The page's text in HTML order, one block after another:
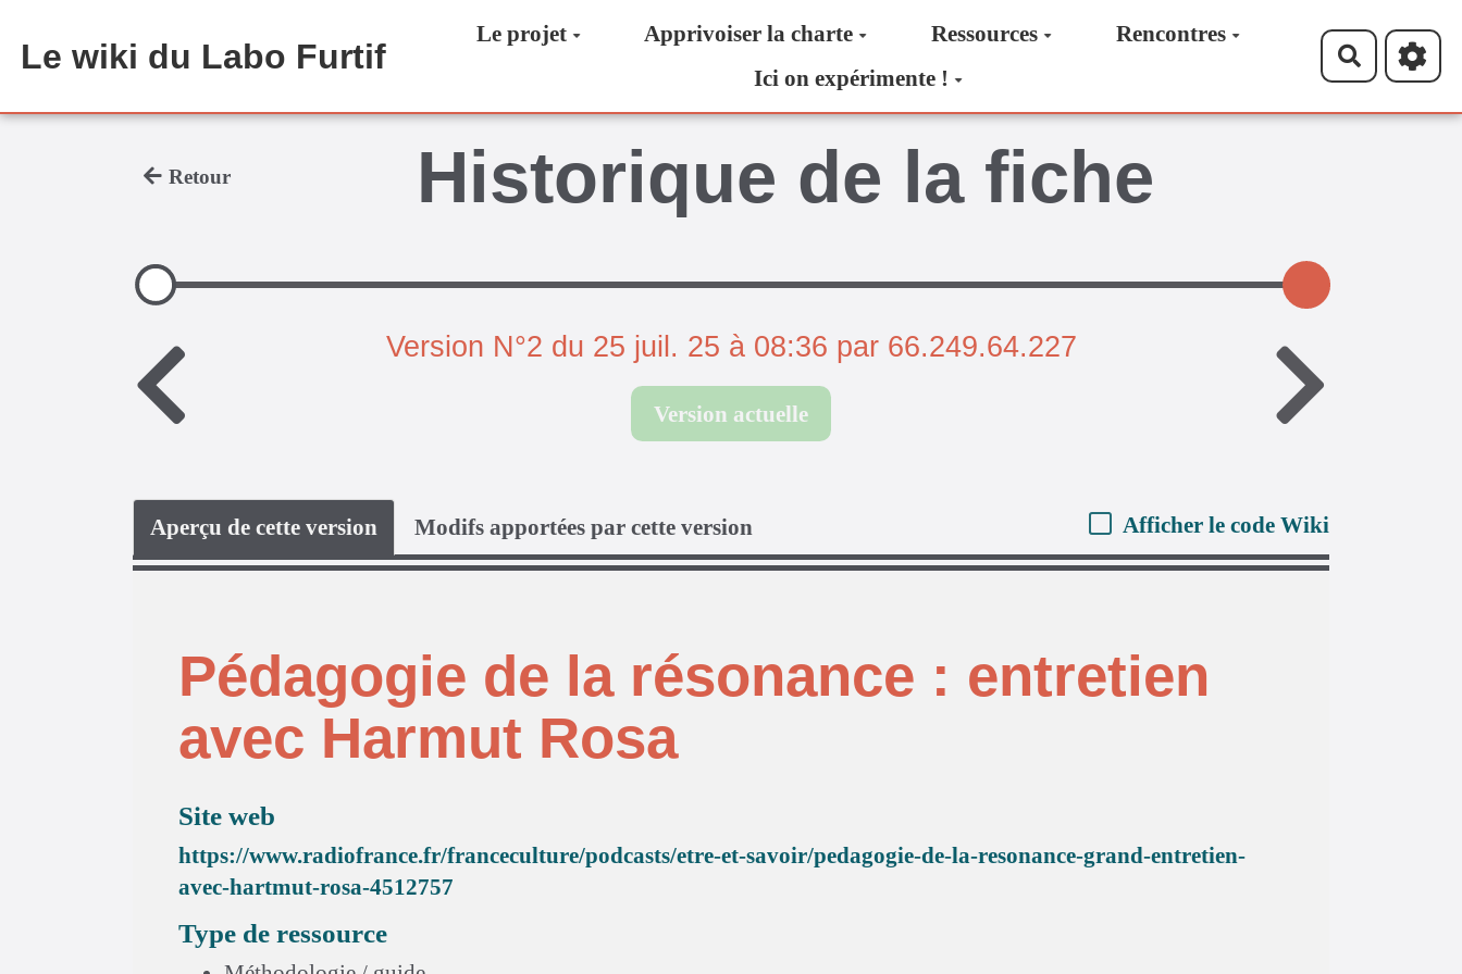
Le wiki du Labo Furtif
Le projet Apprivoiser la charte Ressources
Rencontres
Ici on expérimente !
Retour Historique de la fiche
Version N°2 du 25 juil. 25 à 08:36 par 66.249.64.227
Version actuelle
Aperçu de cette version Modifs apportées par cette version Afficher le code Wiki
Pédagogie de la résonance : entretien
avec Harmut Rosa
Site web
https://www.radiofrance.fr/franceculture/podcasts/etre-et-savoir/pedagogie-de-la-resonance-grand-entretien-
avec-hartmut-rosa-4512757
Type de ressource